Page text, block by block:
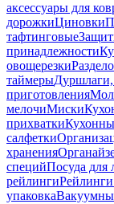
аксессуары для
дорожкиЦиновки
тафтинговые
принадлежности
овощерезки
таймерыДуршлаги,
приготовления
мелочиМиски
прихватки
салфетки
хранения
специйПосуда для
рейлинги
упаковка